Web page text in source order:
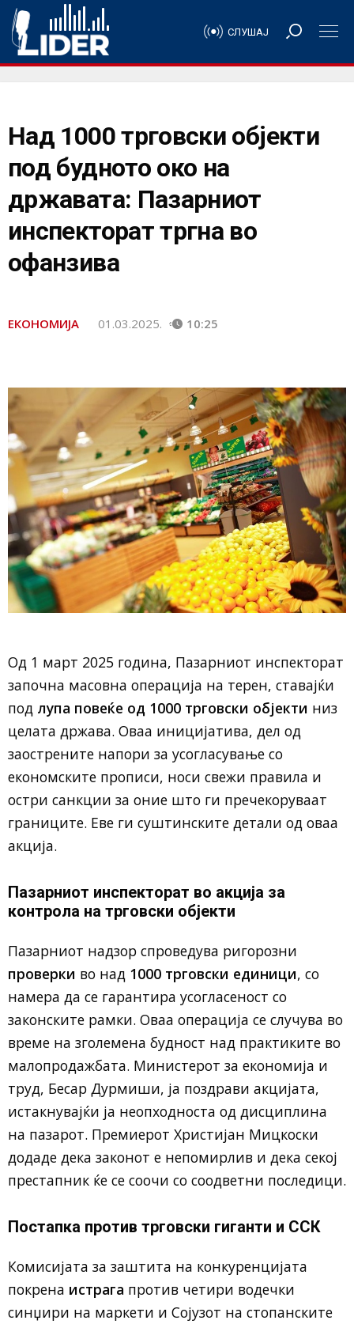
СЛУШАЈ
Над 1000 трговски објекти
под будното око на
државата: Пазарниот
инспекторат тргна во
офанзива
ЕКОНОМИЈА 01.03.2025. 10:25
Од 1 март 2025 година, Пазарниот инспекторат
започна масовна операција на терен, ставајќи
под лупа повеќе од 1000 трговски објекти низ
целата држава. Оваа иницијатива, дел од
заострените напори за усогласување со
економските прописи, носи свежи правила и
остри санкции за оние што ги пречекоруваат
границите. Еве ги суштинските детали од оваа
акција.
Пазарниот инспекторат во акција за
контрола на трговски објекти
Пазарниот надзор спроведува ригорозни
проверки во над 1000 трговски единици, со
намера да се гарантира усогласеност со
законските рамки. Оваа операција се случува во
време на зголемена будност над практиките во
малопродажбата. Министерот за економија и
труд, Бесар Дурмиши, ја поздрави акцијата,
истакнувајќи ја неопходноста од дисциплина
на пазарот. Премиерот Христијан Мицкоски
додаде дека законот е непомирлив и дека секој
престапник ќе се соочи со соодветни последици.
Постапка против трговски гиганти и ССК
Комисијата за заштита на конкуренцијата
покрена истрага против четири водечки
синџири на маркети и Сојузот на стопанските